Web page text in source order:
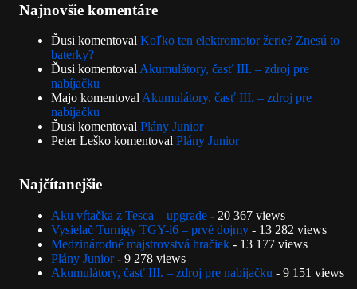
Najnovšie komentáre
Ďusi komentoval Koľko ten elektromotor žerie? Znesú to
baterky?
Ďusi komentoval Akumulátory, časť III. – zdroj pre
nabíjačku
Majo komentoval Akumulátory, časť III. – zdroj pre
nabíjačku
Ďusi komentoval Plány Junior
Peter Leško komentoval Plány Junior
Najčítanejšie
Aku vŕtačka z Tesca – upgrade - 20 367 views
Vysielač Turnigy TGY-i6 – prvé dojmy - 13 282 views
Medzinárodné majstrovstvá hračiek - 13 177 views
Plány Junior- 9 278 views
Akumulátory, časť III. – zdroj pre nabíjačku - 9 151 views